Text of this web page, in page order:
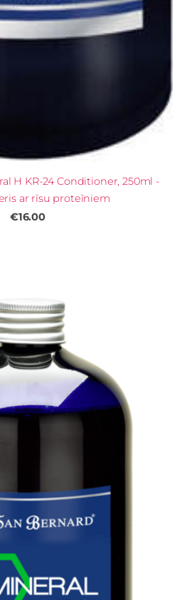
H KR-24 Conditioner, 250ml -
ar rīsu proteīniem
€16.00